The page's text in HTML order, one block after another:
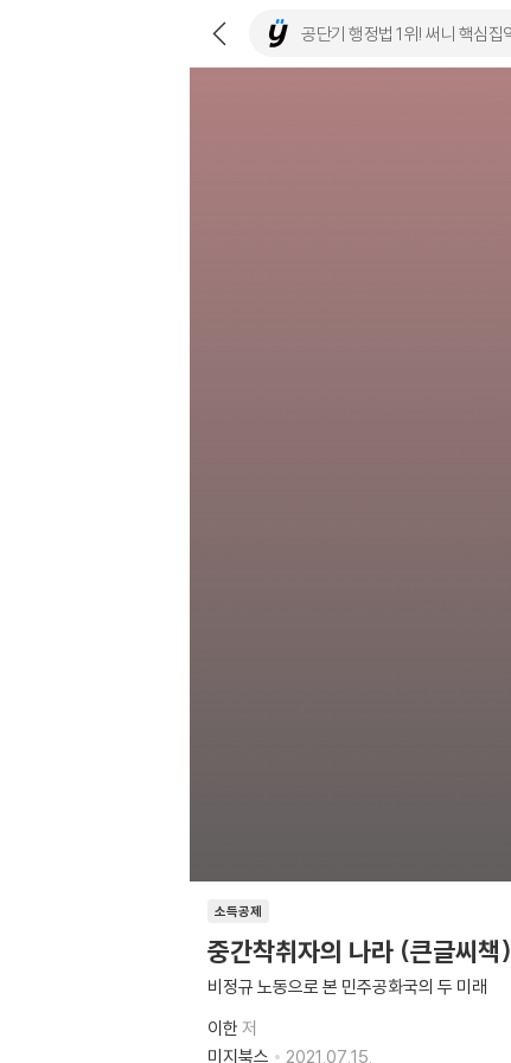
소득공제
중간착취자의 나라 (큰글씨책)
비정규 노동으로 본 민주공화국의 두 미래
이한 저
미지북스
2021.07.15.